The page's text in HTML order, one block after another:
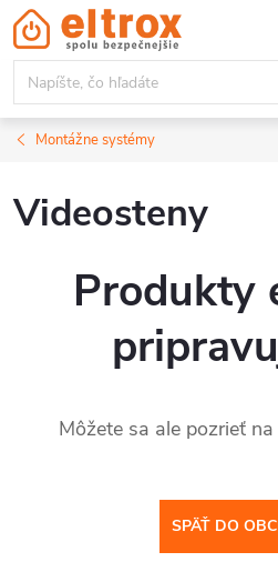
Prejsť
na
obsah
Montážne systémy
Videosteny
Produkty
Môžete sa ale pozrieť
SPÄŤ DO